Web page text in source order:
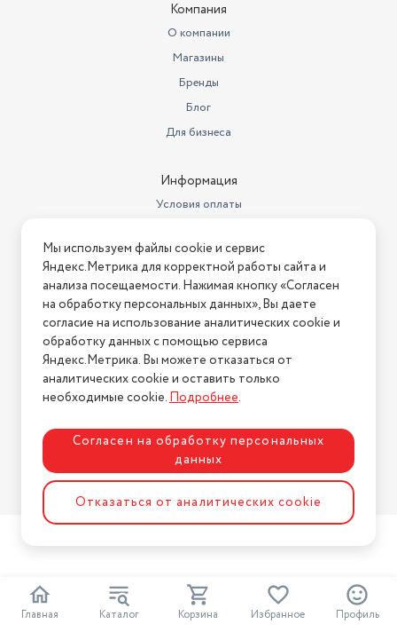
Главная Каталог Корзина Избранное Профиль
Компания
О компании
Магазины
Бренды
Блог
Для бизнеса
Информация
Условия оплаты
Условия возврата
Нашли ошибку на сайте? Напишите нам
2026 © Интернет-магазин "АстМаркет". У нас есть всё!
Политика конфиденциальности
Разработка сайтаASTDESIGN
Мы используем файлы cookie и сервис
Яндекс.Метрика для корректной работы сайта и
анализа посещаемости. Нажимая кнопку «Согласен
на обработку персональных данных», Вы даете
согласие на использование аналитических cookie и
обработку данных с помощью сервиса
Яндекс.Метрика. Вы можете отказаться от
аналитических cookie и оставить только
необходимые cookie.Подробнее.
Согласен на обработку персональных
данных
Отказаться от аналитических cookie